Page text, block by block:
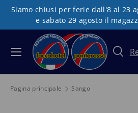
Passa ai contenuti
Siamo chiusi per ferie dall'8 al 23
e sabato 29 agosto il
Cerca
Tipo prodotto
Menu
Pagina principale Sango